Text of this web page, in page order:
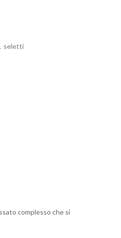
, seletti
complesso che si